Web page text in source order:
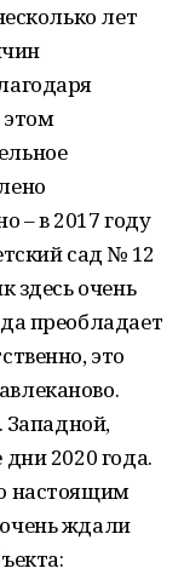
лет
этом
– в 2017 году
сад № 12
здесь очень
преобладает
это
Западной,
2020 года.
настоящим
ждали